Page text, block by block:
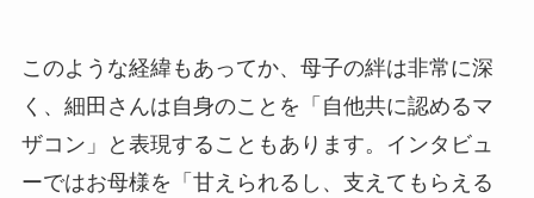
このような経緯もあってか、母子の絆は非常に深
く、細田さんは自身のことを「自他共に認めるマ
ザコン」と表現することもあります。インタビュ
ーではお母様を「甘えられるし、支えてもらえる